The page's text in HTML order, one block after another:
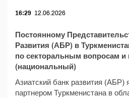
16:29 12.06.2026
Постоянному
Развития (АБР) в
по секторальным вопросам и
(национальный)
Азиатский банк развития (АБР)
партнером Туркменистана в